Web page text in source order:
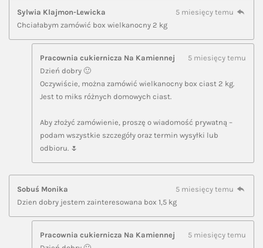
Sylwia Klajmon-Lewicka
5 miesięcy temu
Chciałabym zamówić box wielkanocny 2 kg
Pracownia cukiernicza Na Kamiennej
5 miesięcy temu
Dzień dobry 🙂
Oczywiście, można zamówić wielkanocny box ciast 2 kg.
Jest to miks różnych domowych ciast.
Aby złożyć zamówienie, proszę o wiadomość prywatną –
podam wszystkie szczegóły oraz termin wysyłki lub
odbioru. 🌷
Sobuś Monika
5 miesięcy temu
Dzien dobry jestem zainteresowana box 1,5 kg
Pracownia cukiernicza Na Kamiennej
5 miesięcy temu